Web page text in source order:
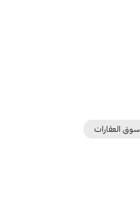
سوق العقارات